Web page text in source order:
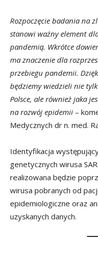
Rozpoczęcie badania na
stanowi ważny element
pandemią. Wkrótce
ma znaczenie dla
przebiegu pandemii.
będziemy wiedzieli nie
Polsce, ale również jaka
na rozwój epidemii –
Medycznych dr n. med.
Identyfikacja
genetycznych wirusa
realizowana będzie
wirusa pobranych od
epidemiologiczne oraz
uzyskanych danych.